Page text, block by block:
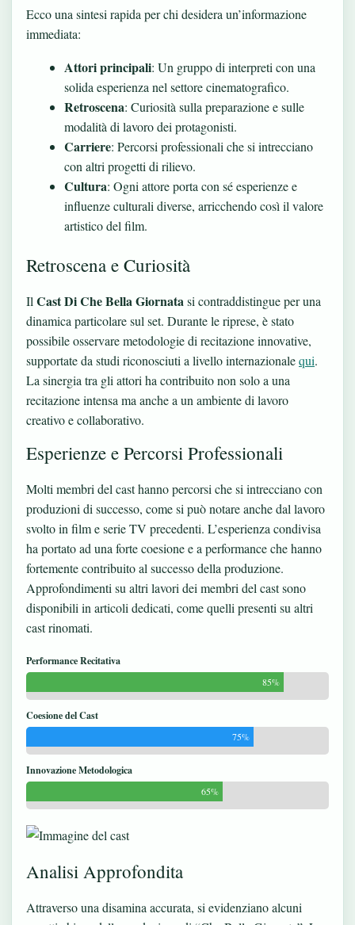
Ecco una sintesi rapida per chi desidera un’informazione
immediata:
Attori principali: Un gruppo di interpreti con una
solida esperienza nel settore cinematografico.
Retroscena: Curiosità sulla preparazione e sulle
modalità di lavoro dei protagonisti.
Carriere: Percorsi professionali che si intrecciano
con altri progetti di rilievo.
Cultura: Ogni attore porta con sé esperienze e
influenze culturali diverse, arricchendo così il valore
artistico del film.
Retroscena e Curiosità
Il Cast Di Che Bella Giornata si contraddistingue per una
dinamica particolare sul set. Durante le riprese, è stato
possibile osservare metodologie di recitazione innovative,
supportate da studi riconosciuti a livello internazionalequi.
La sinergia tra gli attori ha contribuito non solo a una
recitazione intensa ma anche a un ambiente di lavoro
creativo e collaborativo.
Esperienze e Percorsi Professionali
Molti membri del cast hanno percorsi che si intrecciano con
produzioni di successo, come si può notare anche dal lavoro
svolto in film e serie TV precedenti. L’esperienza condivisa
ha portato ad una forte coesione e a performance che hanno
fortemente contribuito al successo della produzione.
Approfondimenti su altri lavori dei membri del cast sono
disponibili in articoli dedicati, come quelli presenti sualtri
cast rinomati.
Performance Recitativa
85%
Coesione del Cast
75%
Innovazione Metodologica
65%
Analisi Approfondita
Attraverso una disamina accurata, si evidenziano alcuni